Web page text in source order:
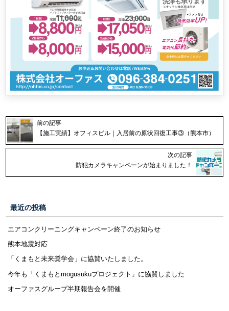
前の記事
【施工実績】オフィスビル｜入居前の原状回復工事③（熊本市）
次の記事
防犯カメラキャンペーンが始まりました！
最近の投稿
エアコンクリーニングキャンペーン終了のお知らせ
熊本地震対応
「くまもと未来奨学会」に協賛いたしました。
今年も「くまもとmogusukuプロジェクト」に協賛しました
オーファスグループ半期報告会を開催